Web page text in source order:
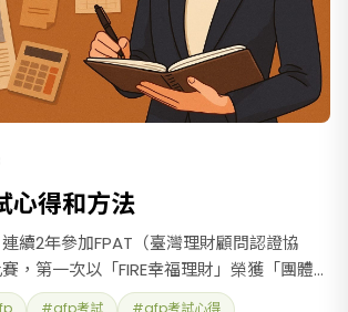
心得和方法
續2年參加FPAT（臺灣理財顧問認證協
，第一次以「FIRE幸福理財」榮獲「團體組
『上禾亞財務自由規劃書』榮獲「最佳顧
#afp考試 #afp考試心得